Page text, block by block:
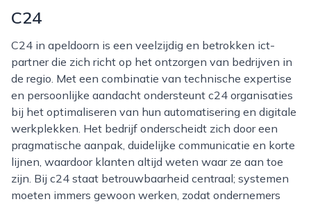
C24
C24 in apeldoorn is een veelzijdig en betrokken ict-
partner die zich richt op het ontzorgen van bedrijven in
de regio. Met een combinatie van technische expertise
en persoonlijke aandacht ondersteunt c24 organisaties
bij het optimaliseren van hun automatisering en digitale
werkplekken. Het bedrijf onderscheidt zich door een
pragmatische aanpak, duidelijke communicatie en korte
lijnen, waardoor klanten altijd weten waar ze aan toe
zijn. Bij c24 staat betrouwbaarheid centraal; systemen
moeten immers gewoon werken, zodat ondernemers